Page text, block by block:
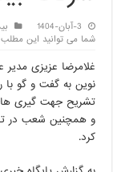
3-آبان-1404
شما می توانید این مطلب را در 2 دقیقه و 10
غلامرضا عزیزی
نوین به گفت و گو
تشریح جهت گیری
و همچنین شعب در
کرد.